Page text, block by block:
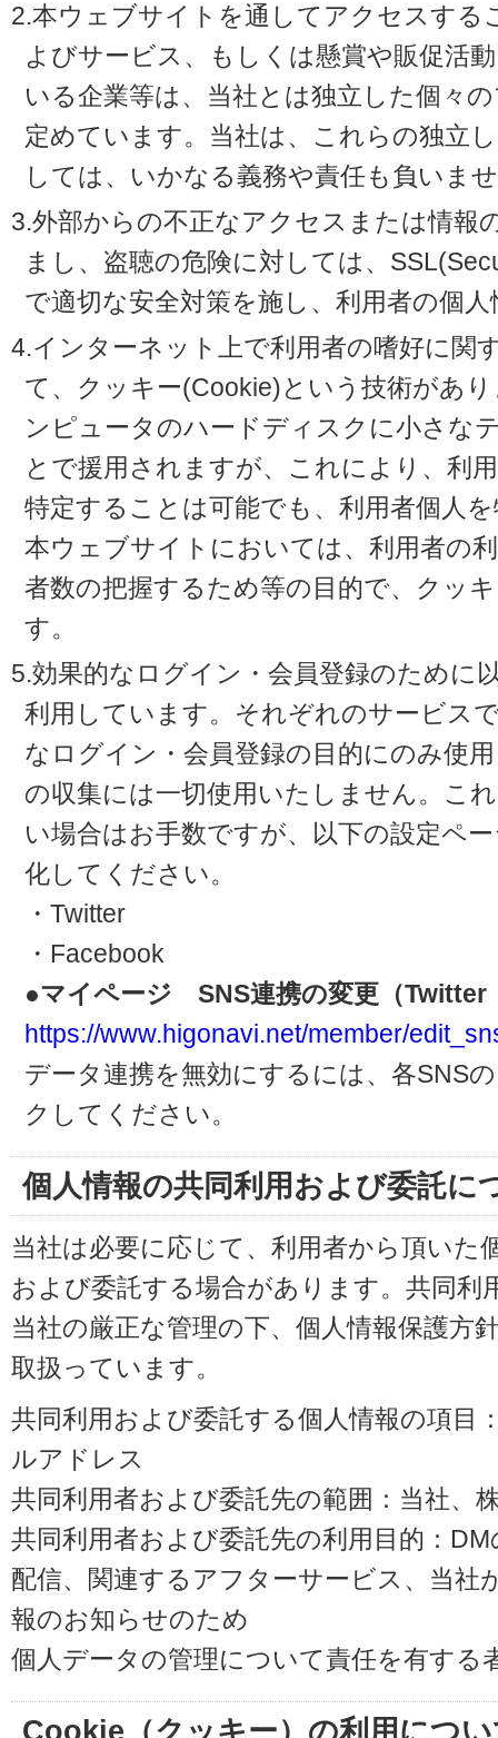
2.本ウェブサイトを通してアクセスする
よびサービス、もしくは懸賞や販促活
いる企業等は、当社とは独立した個々
定めています。当社は、これらの独立
しては、いかなる義務や責任も負いま
3.外部からの不正なアクセスまたは情報
まし、盗聴の危険に対しては、
で適切な安全対策を施し、利用者の個
4.インターネット上で利用者の嗜好に関
て、クッキー(Cookie)という技術があ
ンピュータのハードディスクに小さな
とで援用されますが、これにより、利
特定することは可能でも、利用者個人
本ウェブサイトにおいては、利用者の
者数の把握するため等の目的で、クッ
す。
5.効果的なログイン・会員登録のために
利用しています。それぞれのサービス
なログイン・会員登録の目的にのみ使
の収集には一切使用いたしません。こ
い場合はお手数ですが、以下の設定ペ
化してください。
・Twitter
・Facebook
●マイページ SNS連携の変更（Twitter
https://www.higonavi.net/member/
データ連携を無効にするには、各SNS
クしてください。
個人情報の共同利用および委託に
当社は必要に応じて、利用者から頂いた
および委託する場合があります。共同利
当社の厳正な管理の下、個人情報保護方
取扱っています。
共同利用および委託する個人情報の項目
ルアドレス
共同利用者および委託先の範囲：当社、
共同利用者および委託先の利用目的：
配信、関連するアフターサービス、当社
報のお知らせのため
個人データの管理について責任を有する
Cookie（クッキー）の利用につ